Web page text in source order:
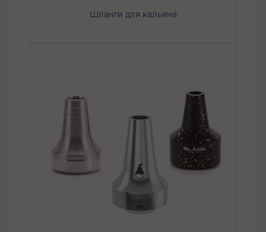
Шланги для кальяна